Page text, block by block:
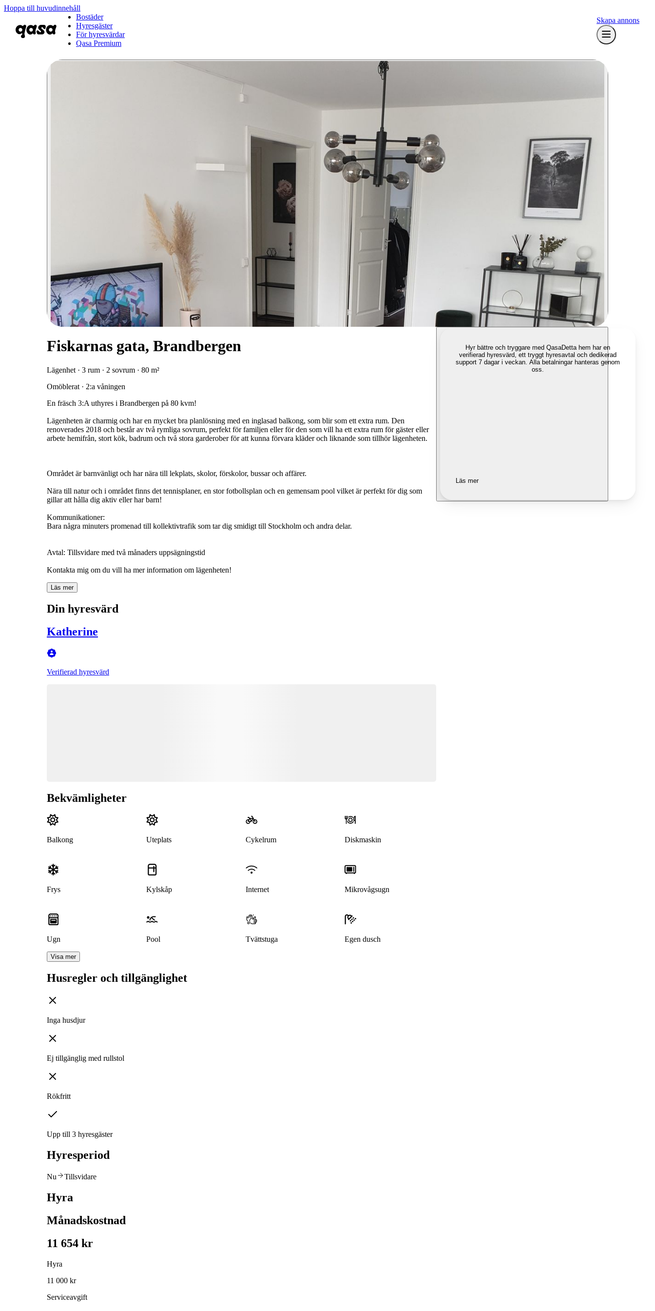
Hoppa till huvudinnehåll
Bostäder
Hyresgäster
För hyresvärdar
Qasa Premium
Skapa annons
Fiskarnas gata, Brandbergen
Lägenhet · 3 rum · 2 sovrum · 80 m²
Omöblerat · 2:a våningen
En fräsch 3:A uthyres i Brandbergen på 80 kvm!
Lägenheten är charmig och har en mycket bra planlösning med en inglasad balkong, som blir som ett extra rum. Den
renoverades 2018 och består av två rymliga sovrum, perfekt för familjen eller för den som vill ha ett extra rum för gäster eller
arbete hemifrån, stort kök, badrum och två stora garderober för att kunna förvara kläder och liknande som tillhör lägenheten.
Området är barnvänligt och har nära till lekplats, skolor, förskolor, bussar och affärer.
Nära till natur och i området finns det tennisplaner, en stor fotbollsplan och en gemensam pool vilket är perfekt för dig som
gillar att hålla dig aktiv eller har barn!
Kommunikationer:
Bara några minuters promenad till kollektivtrafik som tar dig smidigt till Stockholm och andra delar.
Avtal: Tillsvidare med två månaders uppsägningstid
Läs mer
Din hyresvärd
Katherine
Verifierad hyresvärd
Bekvämligheter
Balkong Uteplats Cykelrum Diskmaskin
Frys Kylskåp Internet Mikrovågsugn
Ugn Pool Tvättstuga Egen dusch
Visa mer
Husregler och tillgänglighet
Inga husdjur
Ej tillgänglig med rullstol
Rökfritt
Upp till 3 hyresgäster
Hyresperiod
Nu Tillsvidare
Hyra
Månadskostnad
11 654 kr
Hyra
11 000 kr
Serviceavgift
Hyr bättre och tryggare med QasaDetta hem har en
verifierad hyresvärd, ett tryggt hyresavtal och dedikerad
support 7 dagar i veckan. Alla betalningar hanteras genom
oss.
Läs mer